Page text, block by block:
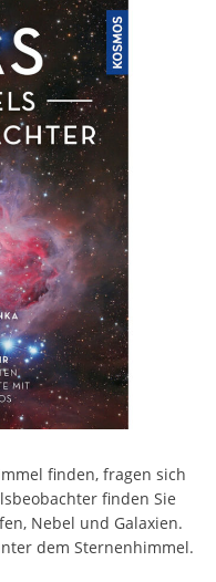
finden, fragen sich
finden Sie
Nebel und Galaxien.
dem Sternenhimmel.